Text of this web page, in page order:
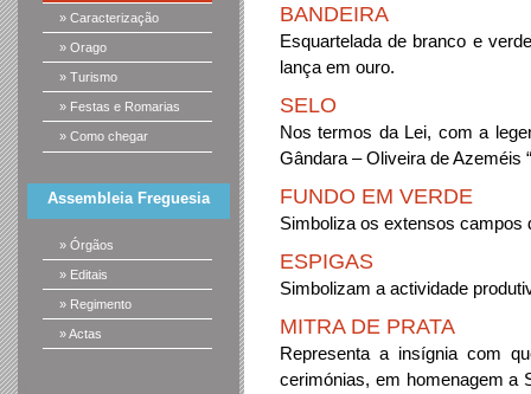
» Caracterização
» Orago
» Turismo
» Festas e Romarias
» Como chegar
Assembleia Freguesia
» Órgãos
» Editais
» Regimento
» Actas
BANDEIRA
Esquartelada de branco e
lança em ouro.
SELO
Nos termos da Lei, com a
Gândara – Oliveira de Azeméis
FUNDO EM VERDE
Simboliza os extensos campos
ESPIGAS
Simbolizam a actividade
MITRA DE PRATA
Representa a insígnia com
cerimónias, em homenagem a